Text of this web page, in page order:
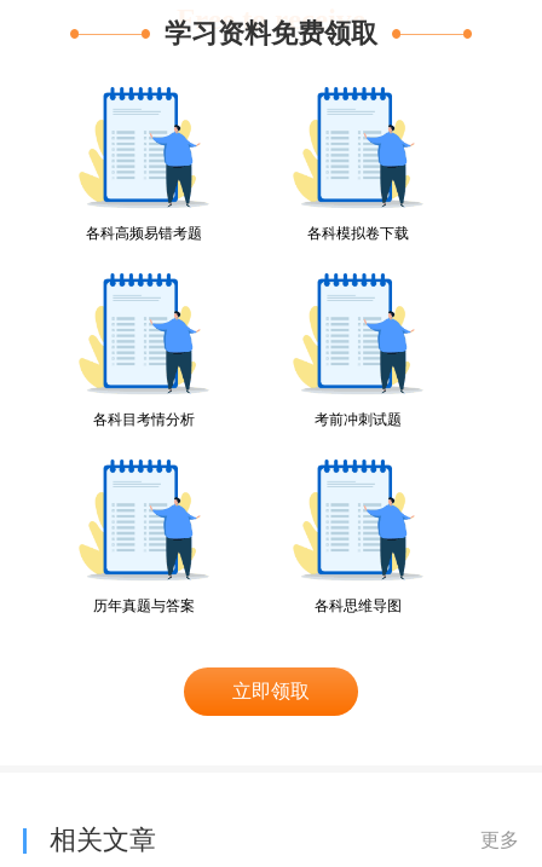
学习资料免费领取
Free to receive
各科高频易错考题 各科模拟卷下载
各科目考情分析 考前冲刺试题
历年真题与答案 各科思维导图
立即领取
相关文章 更多